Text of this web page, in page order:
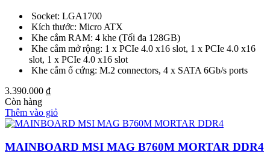
Socket: LGA1700
Kích thước: Micro ATX
Khe cắm RAM: 4 khe (Tối đa 128GB)
Khe cắm mở rộng: 1 x PCIe 4.0 x16 slot, 1 x PCIe 4.0 x16
slot, 1 x PCIe 4.0 x16 slot
Khe cắm ổ cứng: M.2 connectors, 4 x SATA 6Gb/s ports
3.390.000 ₫
Còn hàng
Thêm vào giỏ
MAINBOARD MSI MAG B760M MORTAR DDR4